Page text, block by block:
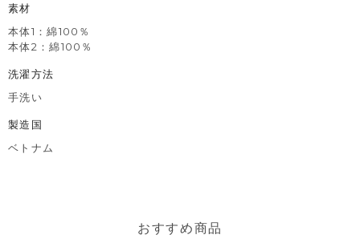
素材
本体1：綿100％
本体2：綿100％
洗濯方法
手洗い
製造国
ベトナム
おすすめ商品